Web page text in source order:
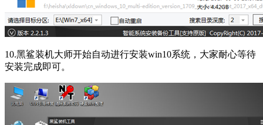
10.黑鲨装机大师开始自动进行安装win10系统，大家耐心等待
安装完成即可。